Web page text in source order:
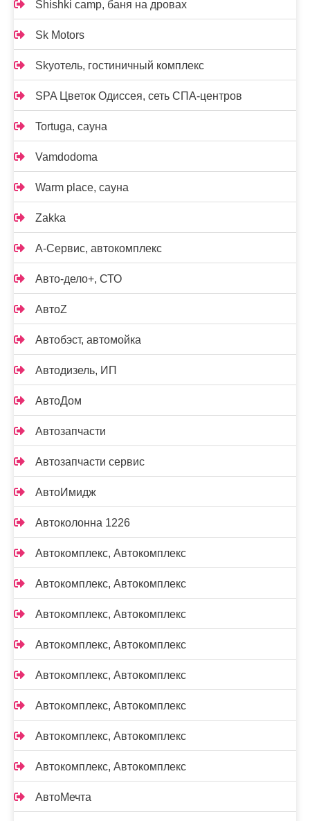
Shishki camp, баня на дровах
Sk Motors
Skyотель, гостиничный комплекс
SPA Цветок Одиссея, сеть СПА-центров
Tortuga, сауна
Vamdodoma
Warm place, сауна
Zakka
А-Сервис, автокомплекс
Авто-дело+, СТО
АвтоZ
Автобэст, автомойка
Автодизель, ИП
АвтоДом
Автозапчасти
Автозапчасти сервис
АвтоИмидж
Автоколонна 1226
Автокомплекс, Автокомплекс
Автокомплекс, Автокомплекс
Автокомплекс, Автокомплекс
Автокомплекс, Автокомплекс
Автокомплекс, Автокомплекс
Автокомплекс, Автокомплекс
Автокомплекс, Автокомплекс
Автокомплекс, Автокомплекс
АвтоМечта